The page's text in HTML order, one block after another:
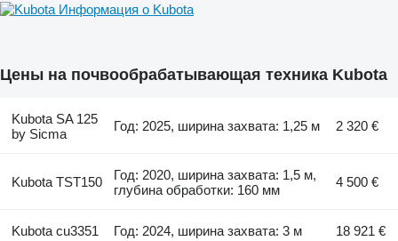
Информация о Kubota
Цены на почвообрабатывающая техника Kubota
Kubota SA 125
by Sicma
Год: 2025, ширина захвата: 1,25 м 2 320 €
Kubota TST150
Год: 2020, ширина захвата: 1,5 м,
глубина обработки: 160 мм
4 500 €
Kubota cu3351 Год: 2024, ширина захвата: 3 м 18 921 €